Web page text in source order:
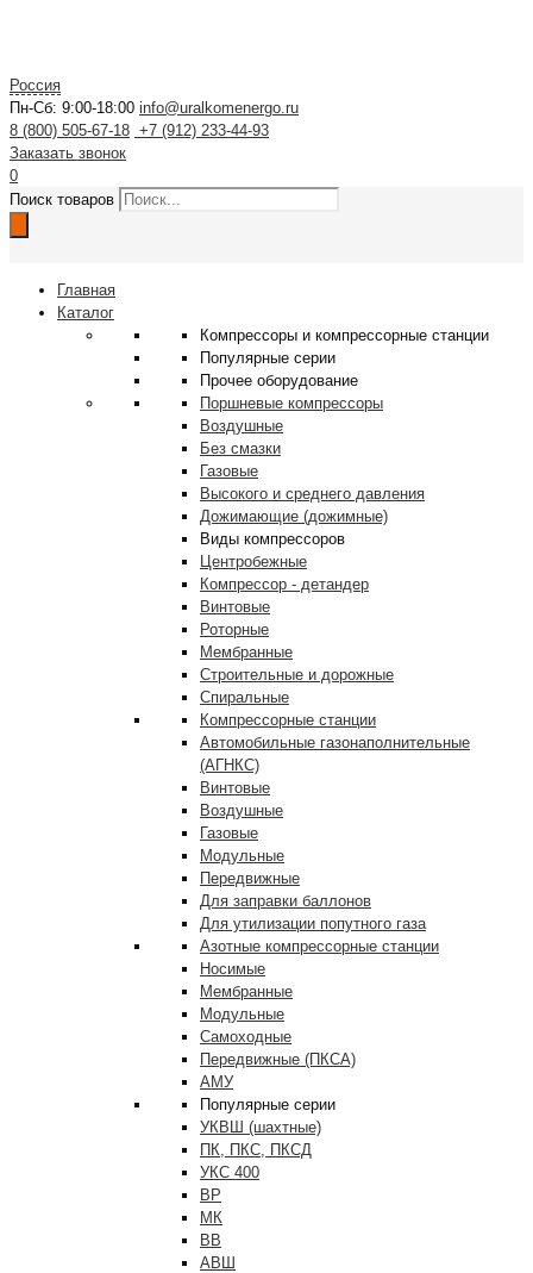
Россия
Пн-Сб: 9:00-18:00 info@uralkomenergo.ru
8 (800) 505-67-18 +7 (912) 233-44-93
Заказать звонок
0
Поиск товаров
Главная
Каталог
Компрессоры и компрессорные станции
Популярные серии
Прочее оборудование
Поршневые компрессоры
Воздушные
Без смазки
Газовые
Высокого и среднего давления
Дожимающие (дожимные)
Виды компрессоров
Центробежные
Компрессор - детандер
Винтовые
Роторные
Мембранные
Строительные и дорожные
Спиральные
Компрессорные станции
Автомобильные газонаполнительные
(АГНКС)
Винтовые
Воздушные
Газовые
Модульные
Передвижные
Для заправки баллонов
Для утилизации попутного газа
Азотные компрессорные станции
Носимые
Мембранные
Модульные
Самоходные
Передвижные (ПКСА)
АМУ
Популярные серии
УКВШ (шахтные)
ПК, ПКС, ПКСД
УКС 400
ВР
МК
ВВ
АВШ